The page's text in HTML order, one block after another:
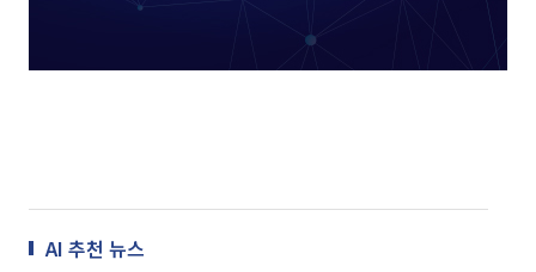
AI 추천 뉴스